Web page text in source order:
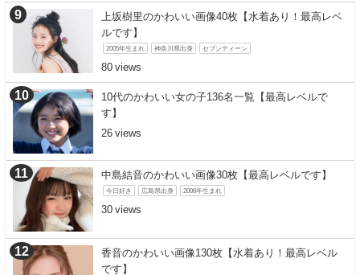
上坂樹里のかわいい画像40枚【水着あり！最高レベ
ルです】
2005年生まれ 神奈川県出身 セブンティーン
80
10代のかわいい女の子136名一覧【最高レベルで
す】
26
中島結音のかわいい画像30枚【最高レベルです】
今日好き 広島県出身 2006年生まれ
30
香音のかわいい画像130枚【水着あり！最高レベル
です】